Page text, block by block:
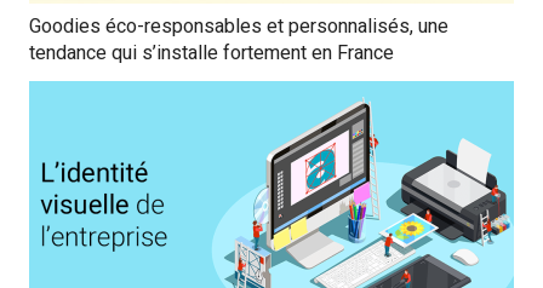
Goodies éco-responsables et personnalisés, une
tendance qui s’installe fortement en France